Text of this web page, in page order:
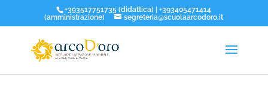
+393517751735 (didattica) | +393405471414
(amministrazione)
segreteria@scuolaarcodoro.it